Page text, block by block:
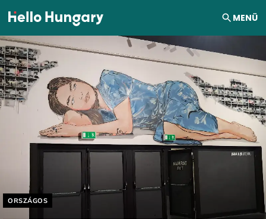
Ugrás a tartalomhoz MENÜ
Helyszín címkék:
ORSZÁGOS